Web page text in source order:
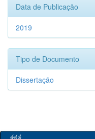
Data de Publicação
2019
Tipo de Documento
Dissertação